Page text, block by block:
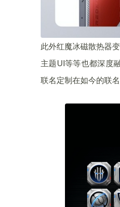
此外红魔冰磁散热器
主题UI等等也都深度
联名定制在如今的联